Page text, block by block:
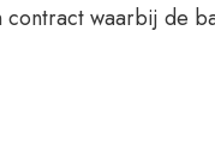
waarbij de